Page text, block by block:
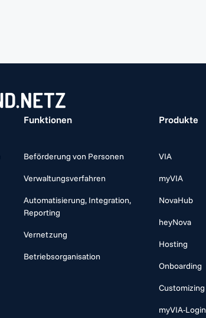
Funktionen
Beförderung von Personen
Verwaltungsverfahren
Automatisierung, Integration,
Reporting
Vernetzung
Betriebsorganisation
Produkte
VIA
myVIA
NovaHub
heyNova
Hosting
Onboarding
Customizing
myVIA-Login